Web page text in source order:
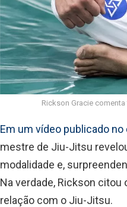
Rickson Gracie
Em um vídeo publicado
mestre de Jiu-Jitsu
modalidade e,
Na verdade, Rickson
relação com o Jiu-Jitsu.